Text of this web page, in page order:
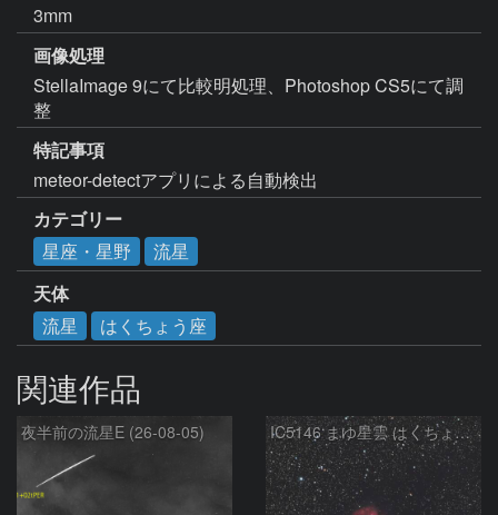
3mm
画像処理
StellaImage 9にて比較明処理、Photoshop CS5にて調
整
特記事項
meteor-detectアプリによる自動検出
カテゴリー
星座・星野
流星
天体
流星
はくちょう座
関連作品
夜半前の流星E (26-08-05) IC5146 まゆ星雲 はくちょう座